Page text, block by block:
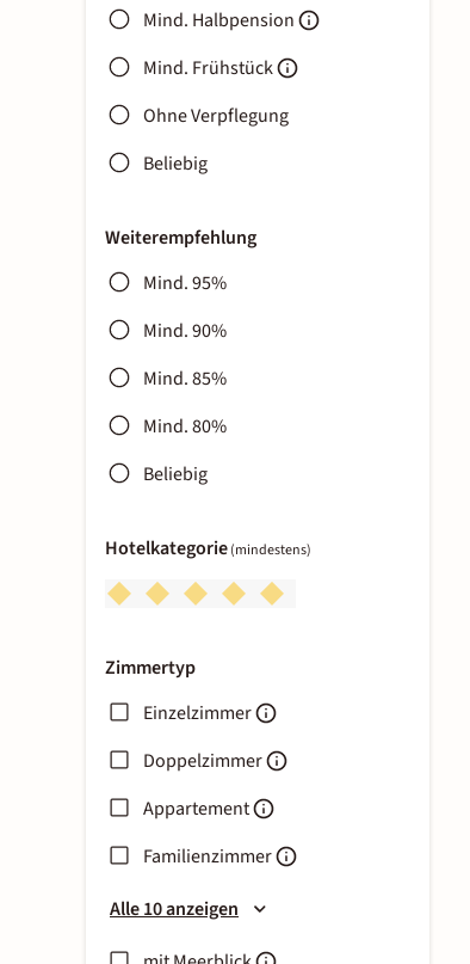
Mind. Halbpension
Mind. Frühstück
Ohne Verpflegung
Beliebig
Weiterempfehlung
Mind. 95%
Mind. 90%
Mind. 85%
Mind. 80%
Beliebig
Hotelkategorie(mindestens)
Zimmertyp
Einzelzimmer
Doppelzimmer
Appartement
Familienzimmer
Alle 10 anzeigen